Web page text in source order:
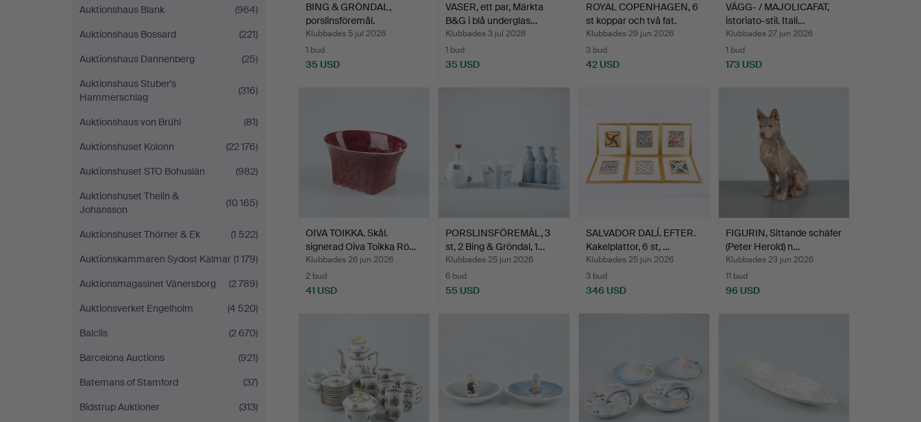
Auktionshaus Blank
(964)
Auktionshaus Bossard
(221)
Auktionshaus Dannenberg
(25)
Auktionshaus Stuber's
Hammerschlag
(316)
Auktionshaus von Brühl
(81)
Auktionshuset Kolonn
(22 176)
Auktionshuset STO Bohuslän
(982)
Auktionshuset Thelin &
Johansson
(10 165)
Auktionshuset Thörner & Ek
(1 522)
Auktionskammaren Sydost Kalmar (1 179)
Auktionsmagasinet Vänersborg
(2 789)
Auktionsverket Engelholm
(4 520)
Balclis
(2 670)
Barcelona Auctions
(921)
Batemans of Stamford
(37)
Bidstrup Auktioner
(313)
BING & GRÖNDAL,
porslinsföremål.
Klubbades 5 jul 2026
1 bud
35 USD
VASER, ett par, Märkta
B&G i blå underglas…
Klubbades 3 jul 2026
1 bud
35 USD
ROYAL COPENHAGEN, 6
st koppar och två fat.
Klubbades 29 jun 2026
3 bud
42 USD
VÄGG- / MAJOLICAFAT,
istoriato-stil. Itali…
Klubbades 27 jun 2026
1 bud
173 USD
OIVA TOIKKA. Skål.
signerad Oiva Toikka Rö…
Klubbades 26 jun 2026
2 bud
41 USD
PORSLINSFÖREMÅL, 3
st, 2 Bing & Gröndal, 1…
Klubbades 25 jun 2026
6 bud
55 USD
SALVADOR DALÍ. EFTER.
Kakelplattor, 6 st, …
Klubbades 25 jun 2026
3 bud
346 USD
FIGURIN, Sittande schäfer
(Peter Herold) n…
Klubbades 23 jun 2026
11 bud
96 USD